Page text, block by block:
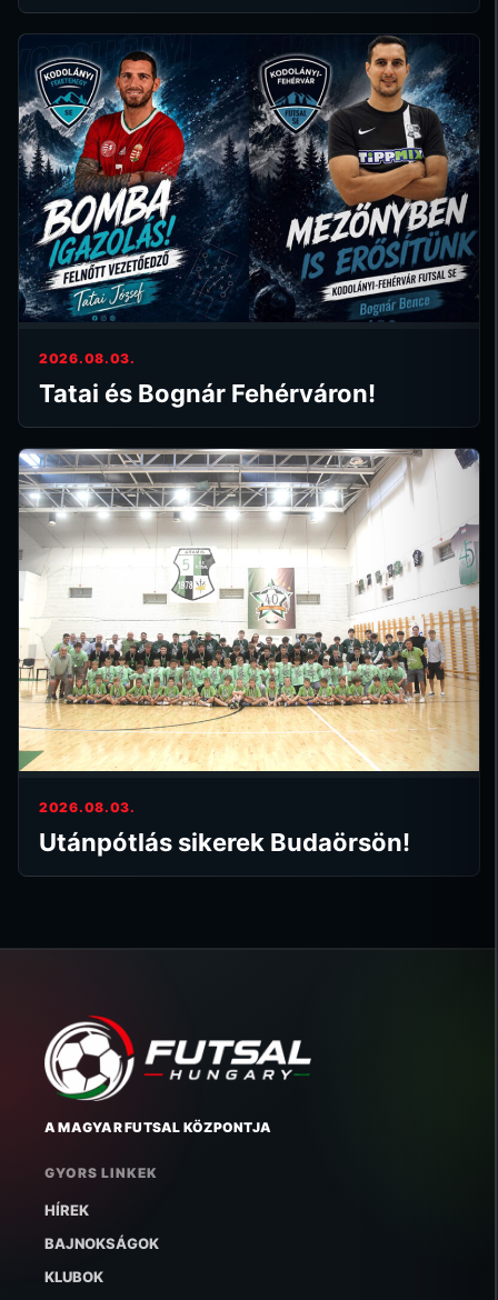
2026.08.03.
Tatai és Bognár Fehérváron!
2026.08.03.
Utánpótlás sikerek Budaörsön!
A MAGYAR FUTSAL KÖZPONTJA
GYORS LINKEK
HÍREK
BAJNOKSÁGOK
KLUBOK